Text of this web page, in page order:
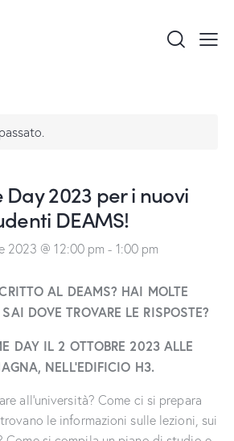
2023 per i nuovi
DEAMS!
2023 @ 12:00 pm - 1:00 pm
AL DEAMS? HAI MOLTE
DOVE TROVARE LE RISPOSTE?
DAY IL 2 OTTOBRE 2023 ALLE
NELL’EDIFICIO H3.
all’università? Come ci si prepara
le informazioni sulle lezioni, sui